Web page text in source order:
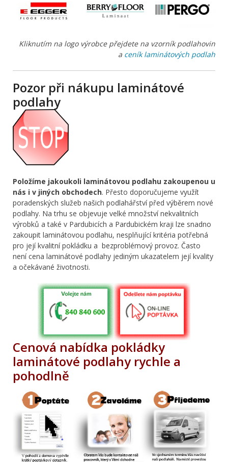
Kliknutím na logo výrobce přejdete na vzorník podlahovin
a ceník laminátových podlah
Pozor při nákupu laminátové
podlahy
Položíme jakoukoli laminátovou podlahu zakoupenou u
nás i v jiných obchodech. Přesto doporučujeme využít
poradenských služeb našich podlahářství před výběrem nové
podlahy. Na trhu se objevuje velké množství nekvalitních
výrobků a také v Pardubicích a Pardubickém kraji lze snadno
zakoupit laminátovou podlahu, nesplňující kritéria potřebná
pro její kvalitní pokládku a bezproblémový provoz. Často
není cena laminátové podlahy jediným ukazatelem její kvality
a očekávané životnosti.
Cenová nabídka pokládky
laminátové podlahy rychle a
pohodlně